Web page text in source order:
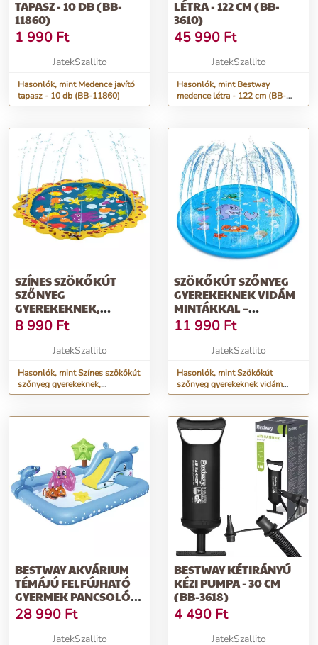
TAPASZ - 10 DB (BB-
11860)
1 990 Ft
JatekSzallito
Hasonlók, mint Medence javító
tapasz - 10 db (BB-11860)
LÉTRA - 122 CM (BB-
3610)
45 990 Ft
JatekSzallito
Hasonlók, mint Bestway
medence létra - 122 cm (BB-
3610)
SZÍNES SZÖKŐKÚT
SZŐNYEG
GYEREKEKNEK,
PANCSOLÓJÁTÉK -
SÁRGA/KÉK, 100 CM
(BBI-6661)
8 990 Ft
JatekSzallito
Hasonlók, mint Színes szökőkút
szőnyeg gyerekeknek,
pancsolójáték - sárga/kék, 100
SZÖKŐKÚT SZŐNYEG
GYEREKEKNEK VIDÁM
MINTÁKKAL –
PANCSOLÓJÁTÉK, KÉK
170CM (BBI-6662)
11 990 Ft
JatekSzallito
Hasonlók, mint Szökőkút
szőnyeg gyerekeknek vidám
mintákkal – pancsolójáték, kék
BESTWAY AKVÁRIUM
TÉMÁJÚ FELFÚJHATÓ
GYERMEK PANCSOLÓ
MEDENCE CSÚSZDÁVAL
- 239X206X86CM (BB-
28 990 Ft
JatekSzallito
BESTWAY KÉTIRÁNYÚ
KÉZI PUMPA - 30 CM
(BB-3618)
4 490 Ft
JatekSzallito